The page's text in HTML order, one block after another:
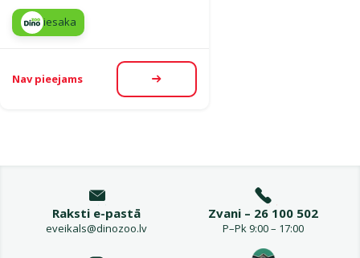
iesaka
Nav pieejams Apskatīt
Raksti e-pastā
eveikals@dinozoo.lv
Zvani – 26 100 502
P–Pk 9:00 – 17:00